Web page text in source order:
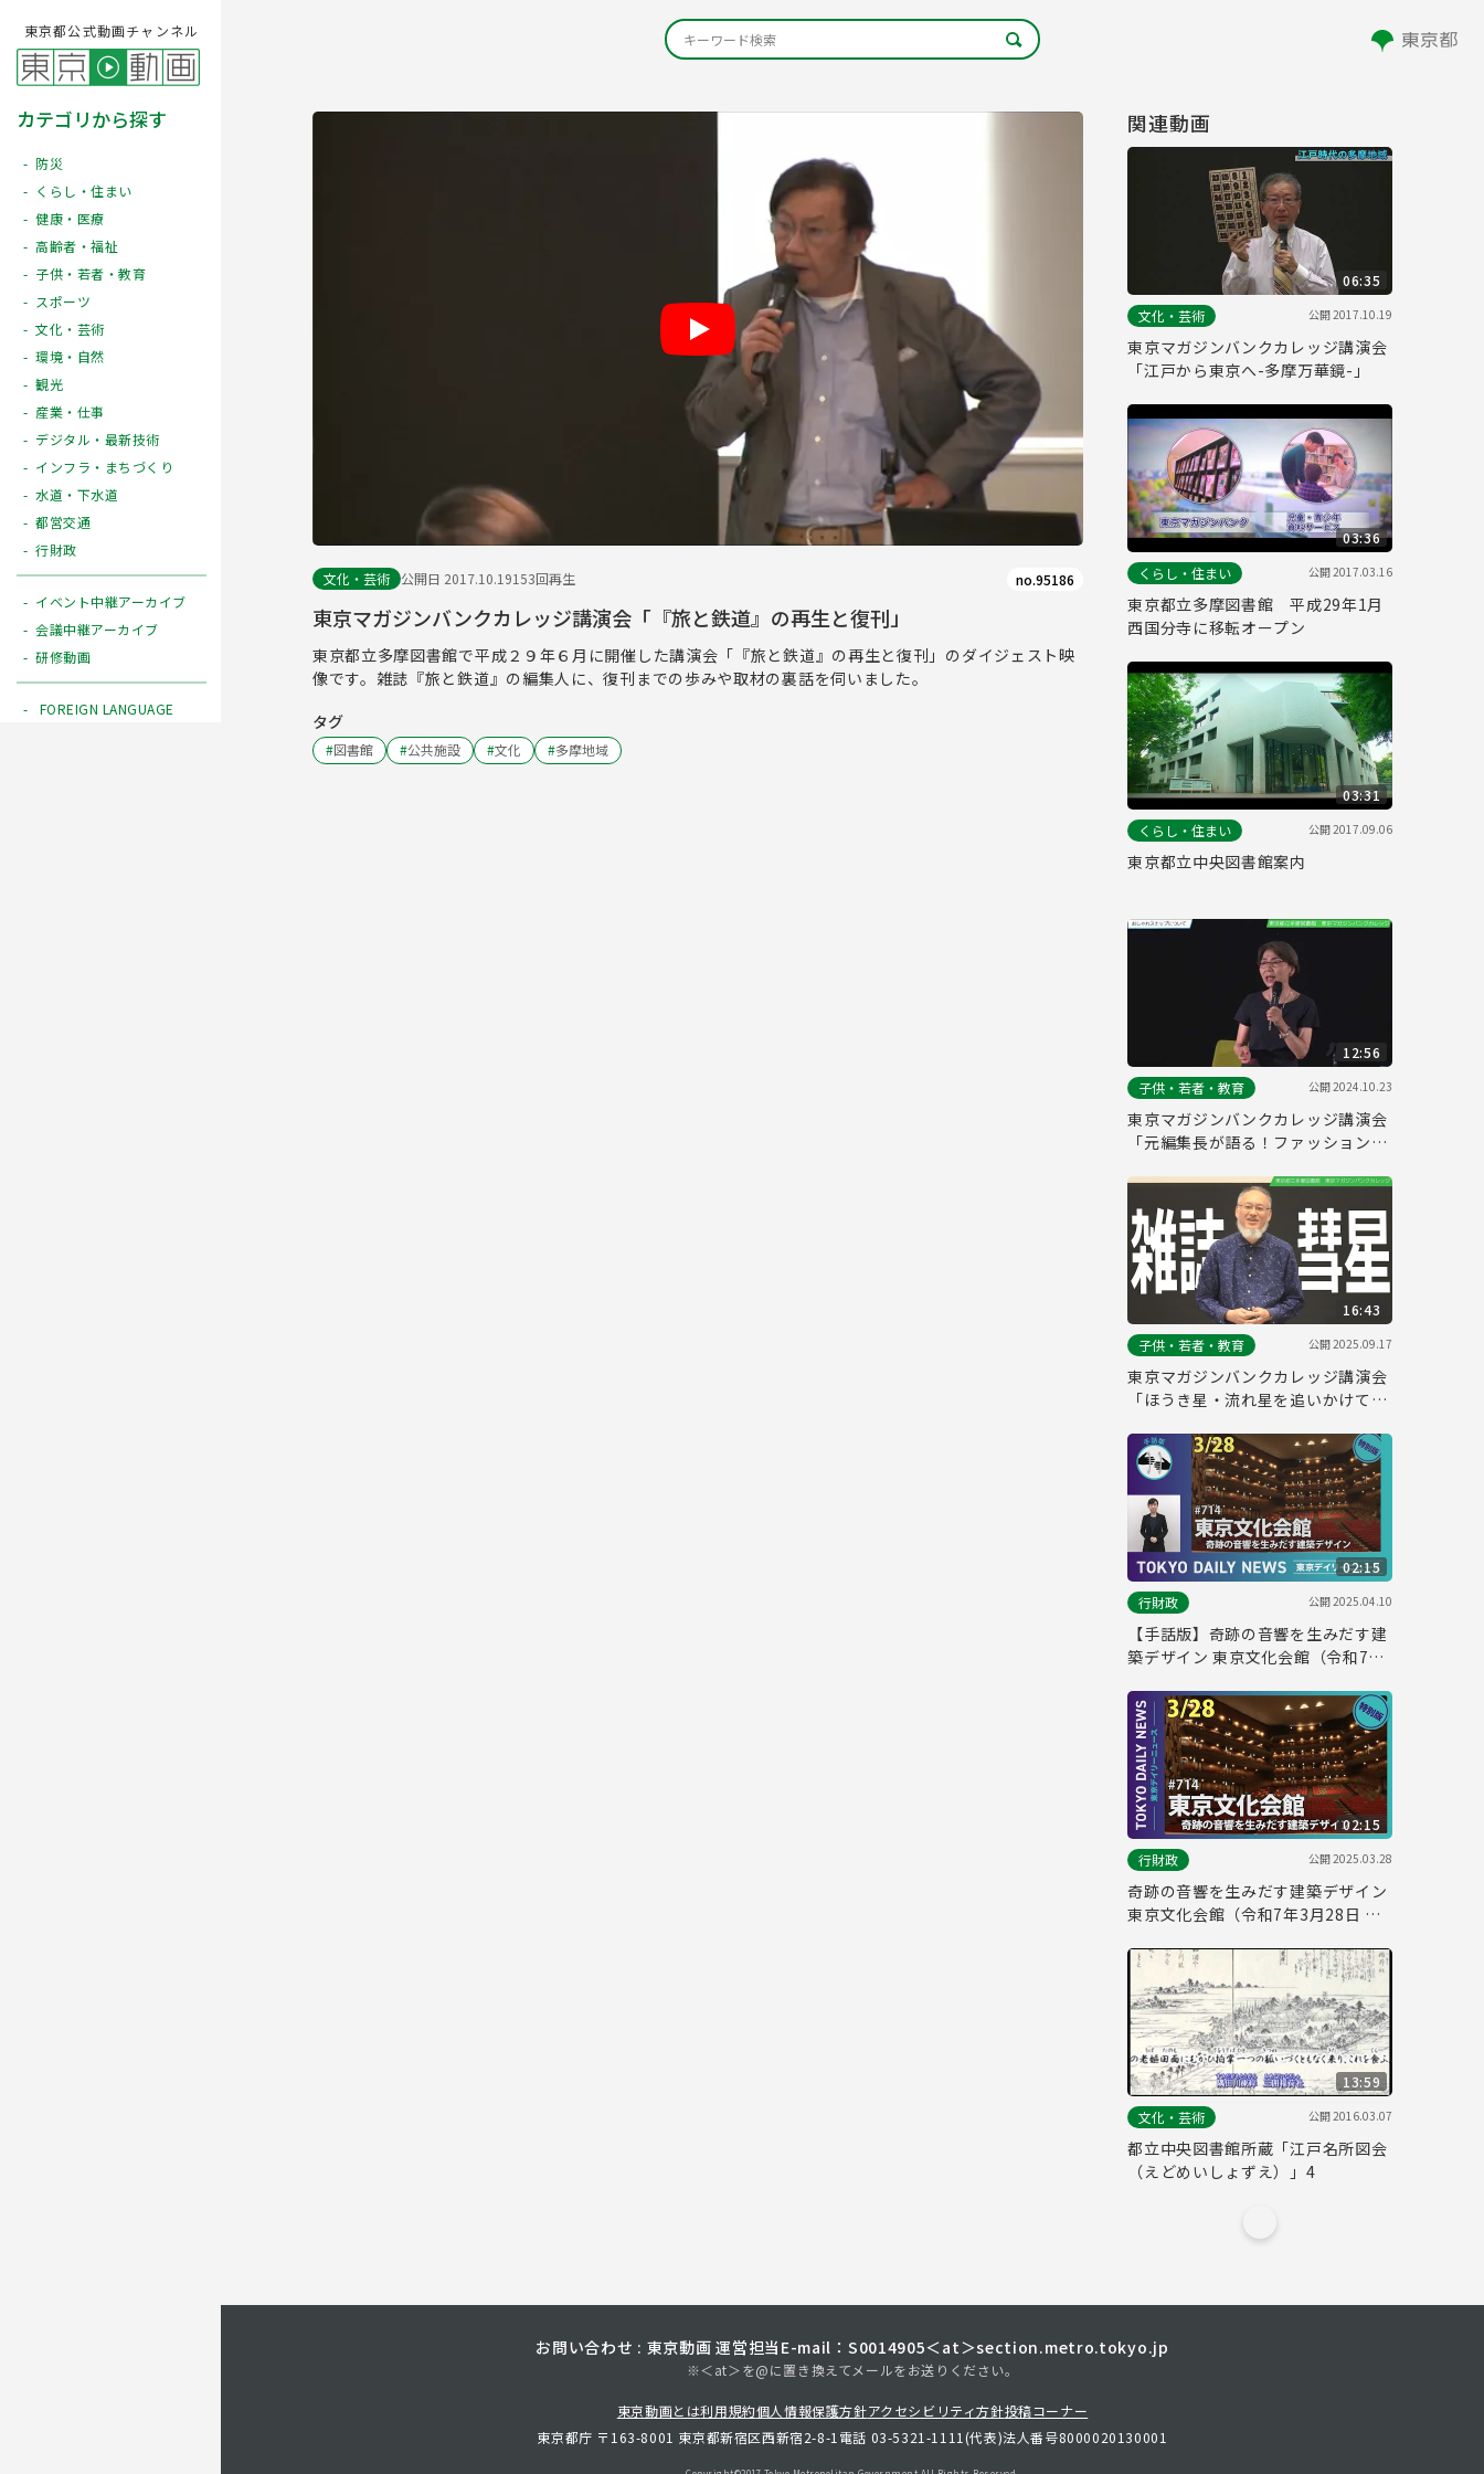
東京都公式動画チャンネル
カテゴリから探す
防災
くらし・住まい
健康・医療
高齢者・福祉
子供・若者・教育
スポーツ
文化・芸術
環境・自然
観光
産業・仕事
デジタル・最新技術
インフラ・まちづくり
水道・下水道
都営交通
行財政
イベント中継アーカイブ
会議中継アーカイブ
研修動画
FOREIGN LANGUAGE
文化・芸術 公開日 2017.10.19153回再生 no.95186
東京マガジンバンクカレッジ講演会「『旅と鉄道』の再生と復刊」
東京都立多摩図書館で平成２９年６月に開催した講演会「『旅と鉄道』の再生と復刊」のダイジェスト映
像です。雑誌『旅と鉄道』の編集人に、復刊までの歩みや取材の裏話を伺いました。
タグ
#図書館 #公共施設 #文化 #多摩地域
関連動画
06:35
文化・芸術
公開2017.10.19
東京マガジンバンクカレッジ講演会
「江戸から東京へ-多摩万華鏡-」
03:36
くらし・住まい
公開2017.03.16
東京都立多摩図書館 平成29年1月
西国分寺に移転オープン
03:31
くらし・住まい
公開2017.09.06
東京都立中央図書館案内
12:56
子供・若者・教育
公開2024.10.23
東京マガジンバンクカレッジ講演会
「元編集長が語る！ファッション誌
時代を映す鏡―」ダイジェスト版
16:43
子供・若者・教育
公開2025.09.17
東京マガジンバンクカレッジ講演会
「ほうき星・流れ星を追いかけて」
02:15
行財政
公開2025.04.10
【手話版】奇跡の音響を生みだす建
築デザイン 東京文化会館（令和7年
版）
02:15
行財政
公開2025.03.28
奇跡の音響を生みだす建築デザイン
東京文化会館（令和7年3月28日 東
13:59
文化・芸術
公開2016.03.07
都立中央図書館所蔵「江戸名所図会
（えどめいしょずえ）」4
お問い合わせ : 東京動画 運営担当 E-mail：S0014905＜at＞section.metro.tokyo.jp
※＜at＞を@に置き換えてメールをお送りください。
東京動画とは利用規約個人情報保護方針アクセシビリティ方針投稿コーナー
東京都庁 〒163-8001 東京都新宿区西新宿2-8-1 電話 03-5321-1111(代表)法人番号8000020130001